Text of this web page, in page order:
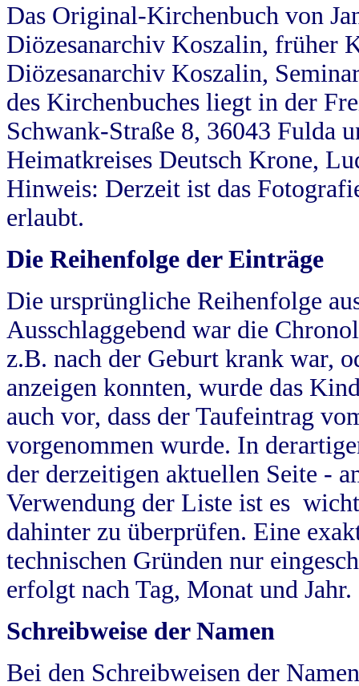
Das Original-Kirchenbuch von
Diözesanarchiv Koszalin, früher
Diözesanarchiv Koszalin,
des Kirchenbuches liegt in der
Schwank-Straße 8, 36043 Fulda
Heimatkreises Deutsch Krone,
Hinweis: Derzeit ist das
erlaubt.
Die Reihenfolge der Einträge
Die ursprüngliche Reihenfolge
Ausschlaggebend war die
z.B. nach der Geburt krank war,
anzeigen konnten, wurde das
auch vor, dass der Taufeintrag
vorgenommen wurde. In
der derzeitigen aktuellen Seite -
Verwendung der Liste ist es
dahinter zu überprüfen. Eine
technischen Gründen nur
erfolgt nach Tag, Monat und Jahr.
Schreibweise der Namen
Bei den Schreibweisen der